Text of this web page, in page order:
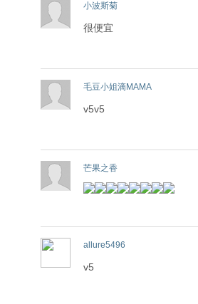
小波斯菊
很便宜
毛豆小姐滴MAMA
v5v5
芒果之香
allure5496
v5